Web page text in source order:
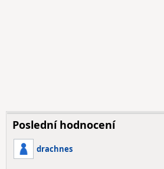
Poslední hodnocení
drachnes